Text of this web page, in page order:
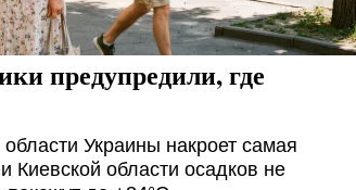
предупредили, где
Украины накроет самая
области осадков не